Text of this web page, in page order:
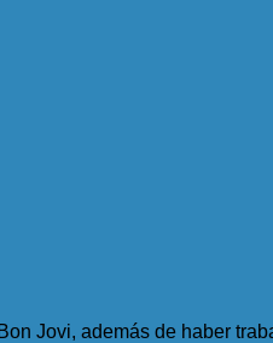
Jovi, además de haber